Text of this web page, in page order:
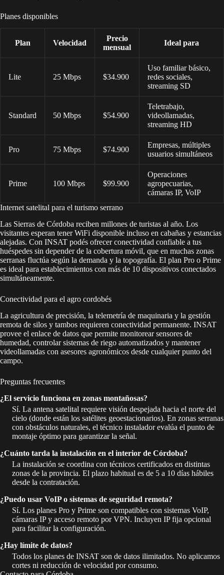
Planes disponibles
Plan Velocidad
Precio
mensual
Ideal para
Lite 25 Mbps $34.900
Uso familiar básico,
redes sociales,
streaming SD
Standard 50 Mbps $54.900
Teletrabajo,
videollamadas,
streaming HD
Pro 75 Mbps $74.900
Empresas, múltiples
usuarios simultáneos
Prime 100 Mbps $99.900
Operaciones
agropecuarias,
cámaras IP, VoIP
Internet satelital para el turismo serrano
Las Sierras de Córdoba reciben millones de turistas al año. Los
visitantes esperan tener WiFi disponible incluso en cabañas y estancias
alejadas. Con INSAT podés ofrecer conectividad confiable a tus
huéspedes sin depender de la cobertura móvil, que en muchas zonas
serranas fluctúa según la demanda y la topografía. El plan Pro o Prime
es ideal para establecimientos con más de 10 dispositivos conectados
simultáneamente.
Conectividad para el agro cordobés
La agricultura de precisión, la telemetría de maquinaria y la gestión
remota de silos y tambos requieren conectividad permanente. INSAT
provee el enlace de datos que permite monitorear sensores de
humedad, controlar sistemas de riego automatizados y mantener
videollamadas con asesores agronómicos desde cualquier punto del
campo.
Preguntas frecuentes
¿El servicio funciona en zonas montañosas?
Sí. La antena satelital requiere visión despejada hacia el norte del
cielo (donde están los satélites geoestacionarios). En zonas serranas
con obstáculos naturales, el técnico instalador evalúa el punto de
montaje óptimo para garantizar la señal.
¿Cuánto tarda la instalación en el interior de Córdoba?
La instalación se coordina con técnicos certificados en distintas
zonas de la provincia. El plazo habitual es de 5 a 10 días hábiles
desde la contratación.
¿Puedo usar VoIP o sistemas de seguridad remota?
Sí. Los planes Pro y Prime son compatibles con sistemas VoIP,
cámaras IP y acceso remoto por VPN. Incluyen IP fija opcional
para facilitar la configuración.
¿Hay límite de datos?
Todos los planes de INSAT son de datos ilimitados. No aplicamos
cortes ni reducción de velocidad por consumo.